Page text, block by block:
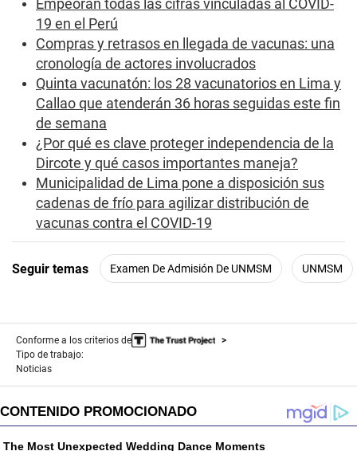
Empeoran todas las cifras vinculadas al COVID-
19 en el Perú
Compras y retrasos en llegada de vacunas: una
cronología de actores involucrados
Quinta vacunatón: los 28 vacunatorios en Lima y
Callao que atenderán 36 horas seguidas este fin
de semana
¿Por qué es clave proteger independencia de la
Dircote y qué casos importantes maneja?
Municipalidad de Lima pone a disposición sus
cadenas de frío para agilizar distribución de
vacunas contra el COVID-19
Seguir temas Examen De Admisión De UNMSM UNMSM
Conforme a los criterios de
Tipo de trabajo:
Noticias